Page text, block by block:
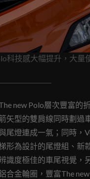
科技感大幅提升，大量
new Polo層次豐富的
矢型的雙肩線同時劃過
尾燈連成一氣；同時，
形為設計的尾燈組、新
識度極佳的車尾視覺，
合金輪圈，豐富The